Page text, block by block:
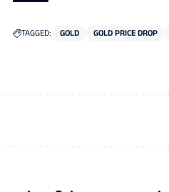
TAGGED: GOLD GOLD PRICE DROP